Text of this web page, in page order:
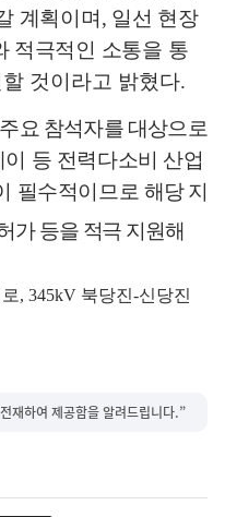
계획이며 , 일선 현장
적극적인 소통을 통
것이라고 밝혔다.
요 참석자를 대상으로
이 등 전력다소비 산업
필수적이므로 해당 지
가 등을 적극 지원해
, 345kV 북당진-신당진
재하여 제공함을 알려드립니다.”